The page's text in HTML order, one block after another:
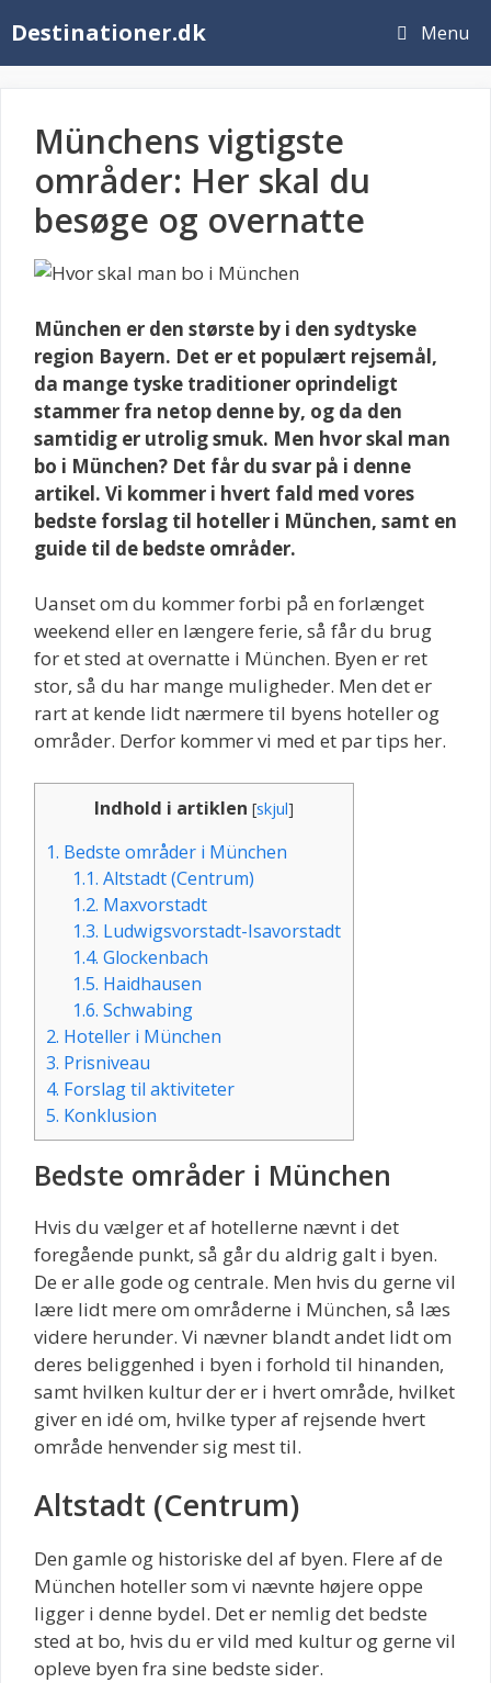
til
indhold
Destinationer.dk Menu
Münchens vigtigste
områder: Her skal du
besøge og overnatte
München er den største by i den sydtyske
region Bayern. Det er et populært rejsemål,
da mange tyske traditioner oprindeligt
stammer fra netop denne by, og da den
samtidig er utrolig smuk. Men hvor skal man
bo i München? Det får du svar på i denne
artikel. Vi kommer i hvert fald med vores
bedste forslag til hoteller i München, samt en
guide til de bedste områder.
Uanset om du kommer forbi på en forlænget
weekend eller en længere ferie, så får du brug
for et sted at overnatte i München. Byen er ret
stor, så du har mange muligheder. Men det er
rart at kende lidt nærmere til byens hoteller og
områder. Derfor kommer vi med et par tips her.
Indhold i artiklen [skjul]
1. Bedste områder i München
1.1. Altstadt (Centrum)
1.2. Maxvorstadt
1.3. Ludwigsvorstadt-Isavorstadt
1.4. Glockenbach
1.5. Haidhausen
1.6. Schwabing
2. Hoteller i München
3. Prisniveau
4. Forslag til aktiviteter
5. Konklusion
Bedste områder i München
Hvis du vælger et af hotellerne nævnt i det
foregående punkt, så går du aldrig galt i byen.
De er alle gode og centrale. Men hvis du gerne vil
lære lidt mere om områderne i München, så læs
videre herunder. Vi nævner blandt andet lidt om
deres beliggenhed i byen i forhold til hinanden,
samt hvilken kultur der er i hvert område, hvilket
giver en idé om, hvilke typer af rejsende hvert
område henvender sig mest til.
Altstadt (Centrum)
Den gamle og historiske del af byen. Flere af de
München hoteller som vi nævnte højere oppe
ligger i denne bydel. Det er nemlig det bedste
sted at bo, hvis du er vild med kultur og gerne vil
opleve byen fra sine bedste sider.